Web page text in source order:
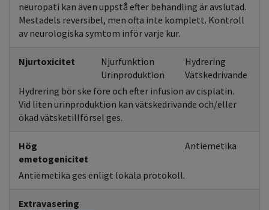
neuropati kan även uppstå efter behandling är avslutad.
Mestadels reversibel, men ofta inte komplett. Kontroll
av neurologiska symtom inför varje kur.
Njurtoxicitet Njurfunktion
Hydrering
Urinproduktion
Vätskedrivande
Hydrering bör ske före och efter infusion av cisplatin.
Vid liten urinproduktion kan vätskedrivande och/eller
ökad vätsketillförsel ges.
Hög
emetogenicitet
Antiemetika
Antiemetika ges enligt lokala protokoll.
Extravasering